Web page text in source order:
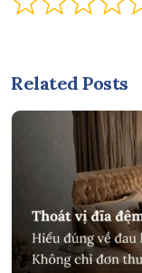
Related Posts